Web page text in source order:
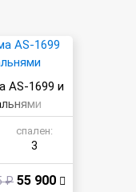
AS-1699 и
спален:
3
₽ 55 900